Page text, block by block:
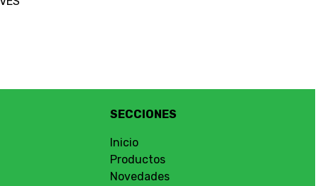
SECCIONES
Inicio
Productos
Novedades